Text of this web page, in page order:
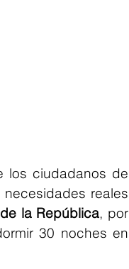
reales
la República, por
30 noches en